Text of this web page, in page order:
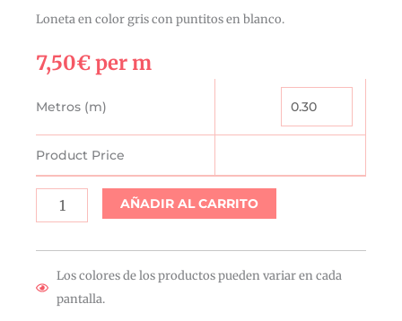
Loneta en color gris con puntitos en blanco.
7,50€per m
Metros (m)
Product Price
Gris
con
Puntitos
cantidad
AÑADIR AL CARRITO
Los colores de los productos pueden variar en cada
pantalla.